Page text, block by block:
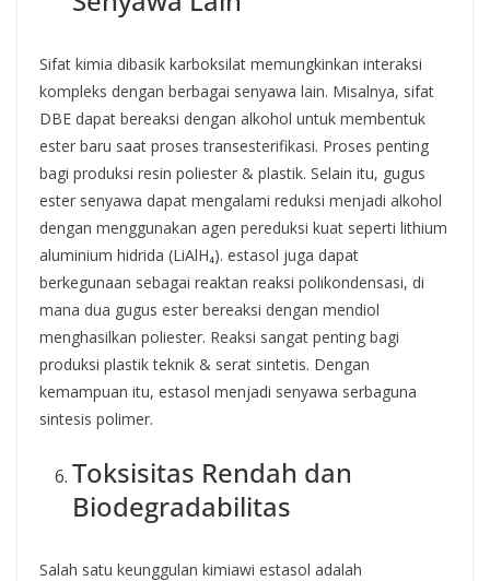
Sifat kimia dibasik karboksilat memungkinkan interaksi
kompleks dengan berbagai senyawa lain. Misalnya, sifat
DBE dapat bereaksi dengan alkohol untuk membentuk
ester baru saat proses transesterifikasi. Proses penting
bagi produksi resin poliester & plastik. Selain itu, gugus
ester senyawa dapat mengalami reduksi menjadi alkohol
dengan menggunakan agen pereduksi kuat seperti lithium
aluminium hidrida (LiAlH₄). estasol juga dapat
berkegunaan sebagai reaktan reaksi polikondensasi, di
mana dua gugus ester bereaksi dengan mendiol
menghasilkan poliester. Reaksi sangat penting bagi
produksi plastik teknik & serat sintetis. Dengan
kemampuan itu, estasol menjadi senyawa serbaguna
sintesis polimer.
Toksisitas Rendah dan
Biodegradabilitas
Salah satu keunggulan kimiawi estasol adalah